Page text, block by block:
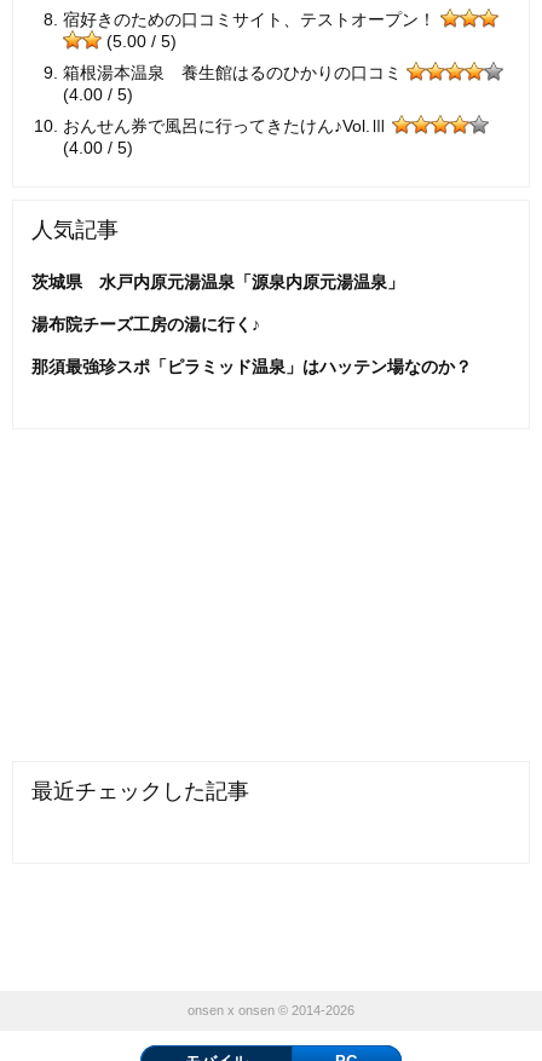
宿好きのための口コミサイト、テストオープン！
(5.00 / 5)
箱根湯本温泉 養生館はるのひかりの口コミ
(4.00 / 5)
おんせん券で風呂に行ってきたけん♪Vol.Ⅲ
(4.00 / 5)
人気記事
茨城県 水戸内原元湯温泉「源泉内原元湯温泉」
湯布院チーズ工房の湯に行く♪
那須最強珍スポ「ピラミッド温泉」はハッテン場なのか？
最近チェックした記事
onsen x onsen © 2014-2026